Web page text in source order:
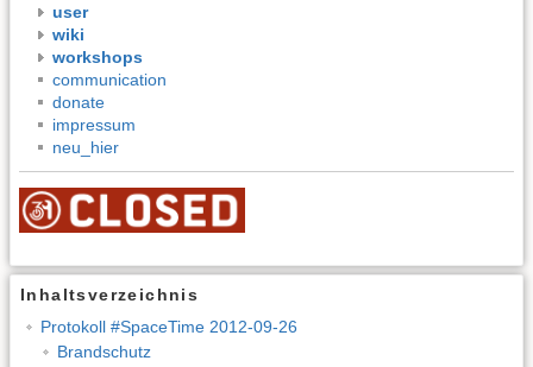
user
wiki
workshops
communication
donate
impressum
neu_hier
Inhaltsverzeichnis
Protokoll #SpaceTime 2012-09-26
Brandschutz